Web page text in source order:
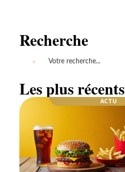
Recherche
Les plus récents
ACTU